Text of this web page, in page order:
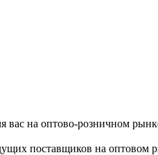
на оптово-розничном
поставщиков на оптовом